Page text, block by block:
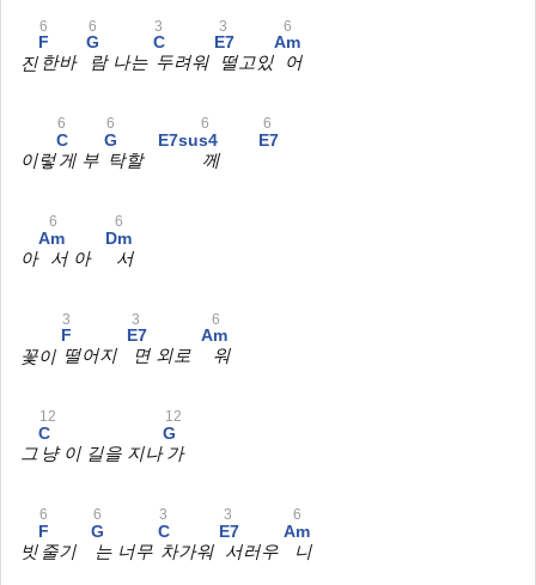
진
F
6
한바
G
6
람 나는
C
3
두려워
E7
3
떨고있
Am
6
어
이렇
C
6
게 부
G
6
탁할
E7sus4
6
께
E7
6
아
Am
6
서 아
Dm
6
서
꽃이
F
3
떨어지
E7
3
면 외로
Am
6
워
그
C
12
냥 이 길을 지나
G
12
가
빗
F
6
줄기
G
6
는 너무
C
3
차가워
E7
3
서러우
Am
6
니